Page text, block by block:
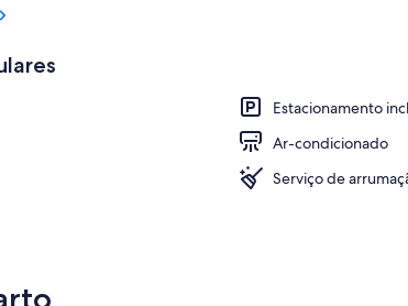
Estacionamento
Ar-condicionado
Serviço de